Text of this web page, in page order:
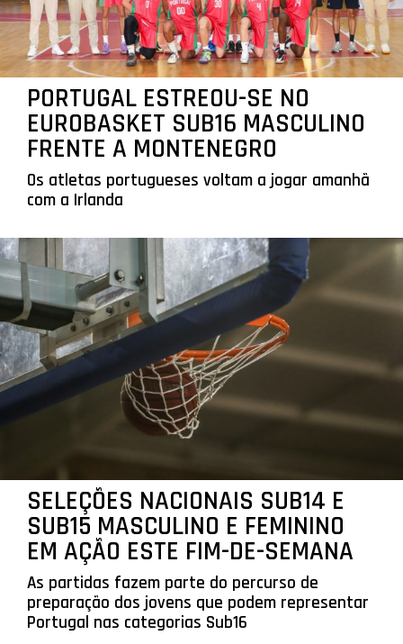
PORTUGAL ESTREOU-SE NO
EUROBASKET SUB16 MASCULINO
FRENTE A MONTENEGRO
Os atletas portugueses voltam a jogar amanhã
com a Irlanda
SELEÇÕES NACIONAIS SUB14 E
SUB15 MASCULINO E FEMININO
EM AÇÃO ESTE FIM-DE-SEMANA
As partidas fazem parte do percurso de
preparação dos jovens que podem representar
Portugal nas categorias Sub16